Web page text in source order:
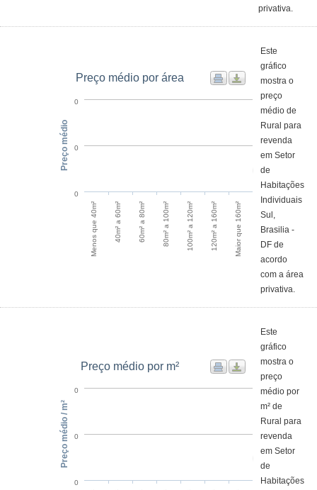
privativa.
Preço médio por área
Menos que 40m² 40m² a 60m² 60m² a 80m² 80m² a 100m² 100m² a 120m² 120m² a 160m² Maior que 160m²
0
0
0
Preço médio
Este
gráfico
mostra o
preço
médio de
Rural para
revenda
em Setor
de
Habitações
Individuais
Sul,
Brasilia -
DF de
acordo
com a área
privativa.
Preço médio por m²
0
0
0
Preço médio / m²
Este
gráfico
mostra o
preço
médio por
m² de
Rural para
revenda
em Setor
de
Habitações